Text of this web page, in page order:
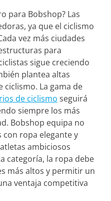
para Bobshop? Las
ya que el ciclismo
vez más ciudades
para
sigue creciendo
plantea altas
ciclismo. La gama de
de ciclismo seguirá
siempre los más
Bobshop equipa no
con ropa elegante y
ambiciosos
categoría, la ropa debe
más altos y permitir un
ventaja competitiva